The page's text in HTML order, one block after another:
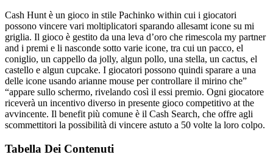
Cash Hunt è un gioco in stile Pachinko within cui i giocatori
possono vincere vari moltiplicatori sparando allesamt icone su mi
griglia. Il gioco è gestito da una leva d’oro che rimescola my partner
and i premi e li nasconde sotto varie icone, tra cui un pacco, el
coniglio, un cappello da jolly, algun pollo, una stella, un cactus, el
castello e algun cupcake. I giocatori possono quindi sparare a una
delle icone usando arianne mouse per controllare il mirino che”
“appare sullo schermo, rivelando così il essi premio. Ogni giocatore
riceverà un incentivo diverso in presente gioco competitivo at the
avvincente. Il benefit più comune è il Cash Search, che offre agli
scommettitori la possibilità di vincere astuto a 50 volte la loro colpo.
Tabella Dei Contenuti